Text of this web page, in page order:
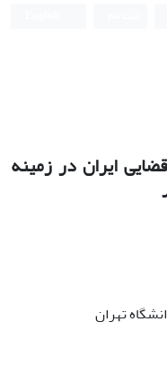
ایران در زمینه
تهران